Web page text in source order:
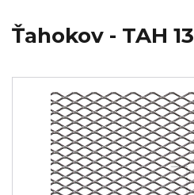
Ťahokov - TAH 13